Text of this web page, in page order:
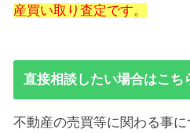
産買い取り査定です。
直接相談したい場合はこち
不動産の売買等に関わる事